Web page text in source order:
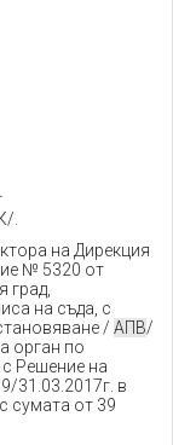
.
на Дирекция
№ 5320 от
град,
на съда, с
/ АПВ/
орган по
Решение на
31.03.2017г. в
сумата от 39